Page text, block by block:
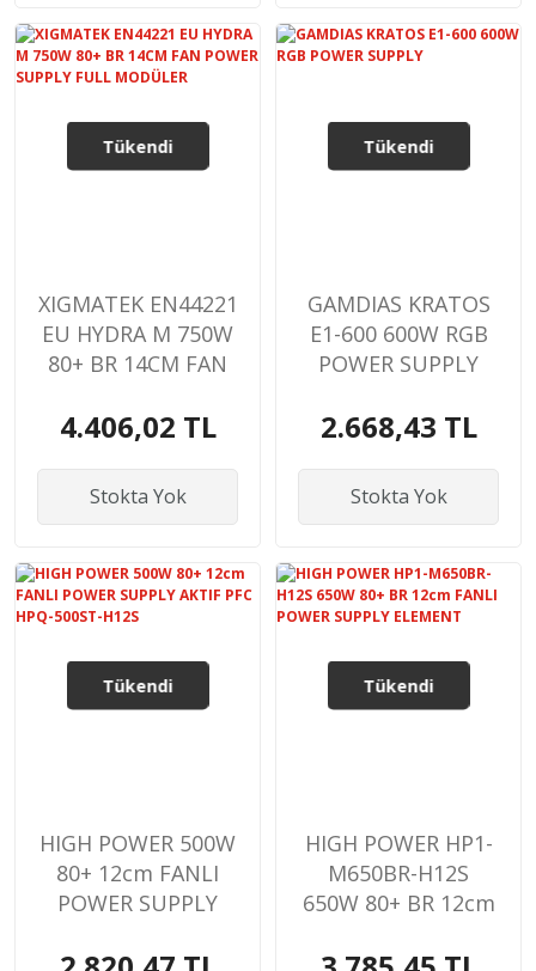
Tükendi
XIGMATEK EN44221
EU HYDRA M 750W
80+ BR 14CM FAN
FULL MODÜLER
4.406,02 TL
Stokta Yok
Tükendi
GAMDIAS KRATOS
E1-600 600W RGB
POWER SUPPLY
2.668,43 TL
Stokta Yok
Tükendi
HIGH POWER 500W
80+ 12cm FANLI
POWER SUPPLY
500ST-H12S
Tükendi
HIGH POWER HP1-
M650BR-H12S
650W 80+ BR 12cm
SUPPLY ELEMENT